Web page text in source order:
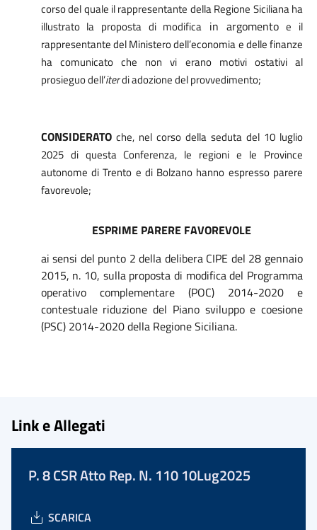
corso del quale il rappresentante della Regione Siciliana ha
illustrato la proposta di modifica in argomentoe il
rappresentante del Ministero dell’economia e delle finanze
ha comunicato che non vi erano motivi ostativi al
prosieguo dell’iterdi adozione del provvedimento;
CONSIDERATOche, nel corso della seduta del 10 luglio
2025 di questa Conferenza, le regioni e le Province
autonome di Trento e di Bolzano hanno espresso parere
favorevole;
ESPRIME PARERE FAVOREVOLE
ai sensi del punto 2 della delibera CIPE del 28 gennaio
2015, n. 10, sulla proposta di modifica del Programma
operativo complementare (POC) 2014-2020 e
contestuale riduzione del Piano sviluppo e coesione
(PSC) 2014-2020 della Regione Siciliana.
Link e Allegati
P. 8 CSR Atto Rep. N. 110 10Lug2025
SCARICA